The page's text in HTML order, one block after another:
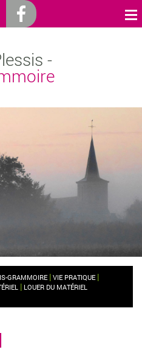
-
GRAMMOIRE| VIE PRATIQUE|
| LOUER DU MATÉRIEL